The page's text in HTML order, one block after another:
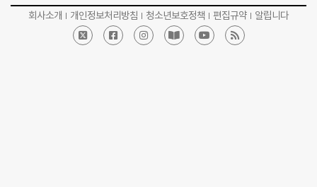
회사소개 개인정보처리방침 청소년보호정책 편집규약 알립니다